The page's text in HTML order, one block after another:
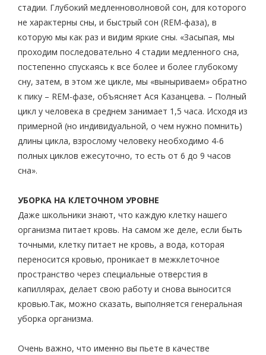
стадии. Глубокий медленноволновой сон, для которого
не характерны сны, и быстрый сон (REM-фаза), в
которую мы как раз и видим яркие сны. «Засыпая, мы
проходим последовательно 4 стадии медленного сна,
постепенно спускаясь к все более и более глубокому
сну, затем, в этом же цикле, мы «выныриваем» обратно
к пику – REM-фазе, объясняет Ася Казанцева. – Полный
цикл у человека в среднем занимает 1,5 часа. Исходя из
примерной (но индивидуальной, о чем нужно помнить)
длины цикла, взрослому человеку необходимо 4-6
полных циклов ежесуточно, то есть от 6 до 9 часов
сна».
УБОРКА НА КЛЕТОЧНОМ УРОВНЕ
Даже школьники знают, что каждую клетку нашего
организма питает кровь. На самом же деле, если быть
точными, клетку питает не кровь, а вода, которая
переносится кровью, проникает в межклеточное
пространство через специальные отверстия в
капиллярах, делает свою работу и снова выносится
кровью.Так, можно сказать, выполняется генеральная
уборка организма.
Очень важно, что именно вы пьете в качестве